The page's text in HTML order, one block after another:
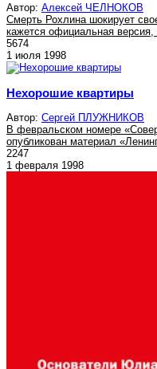
Автор: Алексей ЧЕЛНОКОВ
Смерть Рохлина шокирует
кажется официальная версия,
5674
1 июля 1998
Нехорошие квартиры
Автор: Сергей ПЛУЖНИКОВ
В февральском номере
опубликован материал
2247
1 февраля 1998